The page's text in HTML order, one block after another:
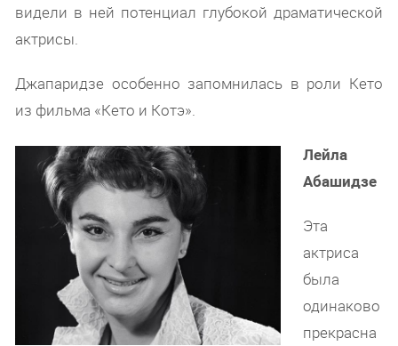
видели в ней потенциал глубокой драматической
актрисы.
Джапаридзе особенно запомнилась в роли Кето
из фильма «Кето и Котэ».
Лейла
Абашидзе
Эта
актриса
была
одинаково
прекрасна